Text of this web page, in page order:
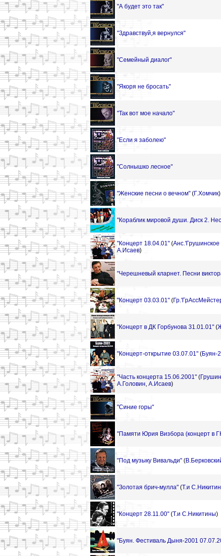
"А будет это так"
"Здравствуй,я вернулся"
"Семейный диалог"
"Якоря не бросать"
"Так вот мое начало"
"Если я заболею"
"Солнышко лесное"
"Женские песни о вечном" (Г.Хомчик)
"Кораблик мировой души. Диск 2.
"Концерт 18.04.01" (Анс.'Грушинское
А.Исаев)
"Черешневый кларнет. Песни
"Концерт 03.03.01" (
"Концерт в ДК Горбунова 31.01.01" (
"Концерт-открытие 03.07.01" (Буян-
"Часть концерта 15.06.2001" (
А.Головин, А.Исаев)
"Синие горы"
"Памяти Юрия Визбора (концерт в
"Под музыку Вивальди" (
"Золотая брич-мулла" (Т.и
"Концерт 28.11.00" (Т.и С.Никитины)
"Буян. Фестиваль Дыня-2001